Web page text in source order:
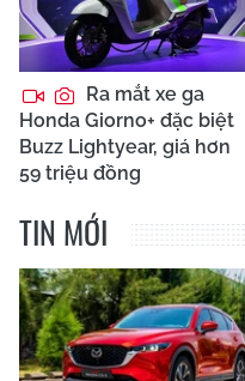
Ra mắt xe ga
Honda Giorno+ đặc biệt
Buzz Lightyear, giá hơn
59 triệu đồng
TIN MỚI